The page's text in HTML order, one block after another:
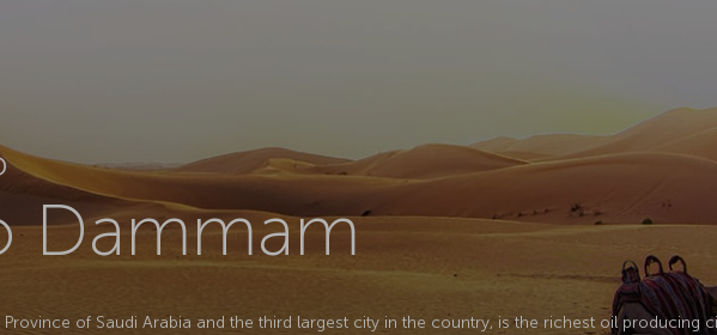
Dammam
of Saudi Arabia and the third largest city in the country, is the richest oil producing